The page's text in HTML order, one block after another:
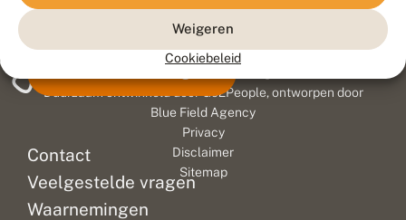
Weigeren
Cookiebeleid
Contact
Veelgestelde vragen
Waarnemingen
Duurzaam ontwikkeld door
Go2People, ontworpen door
Blue Field Agency
Privacy
Disclaimer
Sitemap